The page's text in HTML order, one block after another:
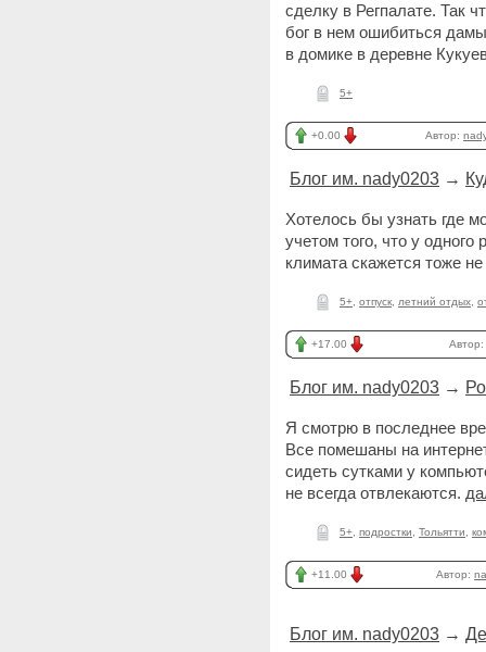
сделку в Регпалате. Так
бог в нем ошибиться
в домике в деревне
5+
+0.00 Автор:
Блог им. nady0203 →
Хотелось бы узнать где
учетом того, что у одного
климата скажется тоже
5+ отпуск летний отдых
+17.00 Автор:
Блог им. nady0203 →
Я смотрю в последнее
Все помешаны на
сидеть сутками у
не всегда отвлекаются.
5+ подростки Тольятти
+11.00 Автор:
Блог им. nady0203 →